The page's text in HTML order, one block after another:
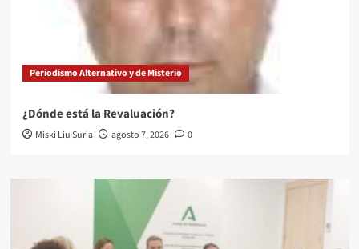
Periodismo Alternativo y de Misterio
¿Dónde está la Revaluación?
Miski Liu Suria agosto 7, 2026 0